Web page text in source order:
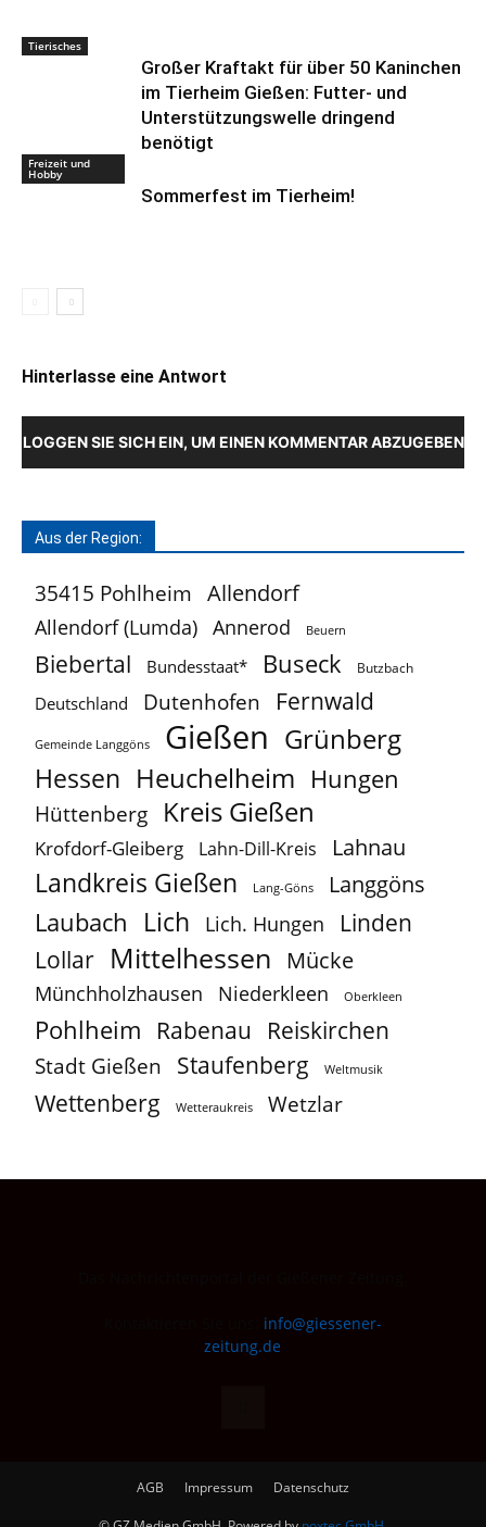
Tierisches
Großer Kraftakt für über 50 Kaninchen
im Tierheim Gießen: Futter- und
Unterstützungswelle dringend
benötigt
Freizeit und
Hobby
Sommerfest im Tierheim!
Hinterlasse eine Antwort
LOGGEN SIE SICH EIN, UM EINEN KOMMENTAR ABZUGEBEN
Aus der Region:
35415 Pohlheim Allendorf
Allendorf (Lumda) Annerod Beuern
Biebertal Bundesstaat* Buseck Butzbach
Deutschland Dutenhofen Fernwald
Gemeinde Langgöns Gießen Grünberg
Hessen Heuchelheim Hungen
Hüttenberg Kreis Gießen
Krofdorf-Gleiberg Lahn-Dill-Kreis Lahnau
Landkreis Gießen Lang-Göns Langgöns
Laubach Lich Lich. Hungen Linden
Lollar Mittelhessen Mücke
Münchholzhausen Niederkleen Oberkleen
Pohlheim Rabenau Reiskirchen
Stadt Gießen Staufenberg Weltmusik
Wettenberg Wetteraukreis Wetzlar
info@giessener-
zeitung.de
AGB Impressum Datenschutz